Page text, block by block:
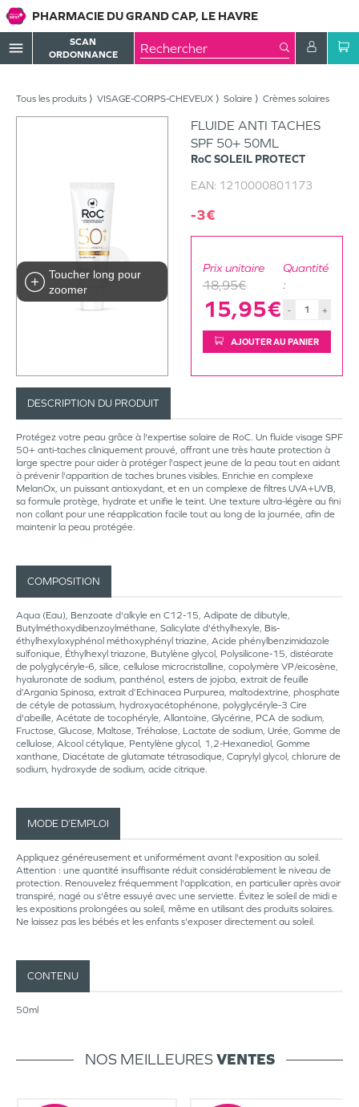
PHARMACIE DU GRAND CAP, LE HAVRE
menu
SCAN
ORDONNANCE
Tous les produits VISAGE-CORPS-CHEVEUX Solaire Crèmes solaires
Toucher long pour
zoomer
FLUIDE ANTI TACHES
SPF 50+ 50ML
RoCSOLEIL PROTECT
EAN: 1210000801173
-3€
Prix unitaire
18,95€
15,95€
Quantité
:
- +
AJOUTER AU PANIER
DESCRIPTION DU PRODUIT
Protégez votre peau grâce à l'expertise solaire de RoC. Un fluide visage SPF
50+ anti-taches cliniquement prouvé, offrant une très haute protection à
large spectre pour aider à protéger l'aspect jeune de la peau tout en aidant
à prévenir l'apparition de taches brunes visibles. Enrichie en complexe
MelanOx, un puissant antioxydant, et en un complexe de filtres UVA+UVB,
sa formule protège, hydrate et unifie le teint. Une texture ultra-légère au fini
non collant pour une réapplication facile tout au long de la journée, afin de
maintenir la peau protégée.
COMPOSITION
Aqua (Eau), Benzoate d'alkyle en C12-15, Adipate de dibutyle,
Butylméthoxydibenzoylméthane, Salicylate d'éthylhexyle, Bis-
éthylhexyloxyphénol méthoxyphényl triazine, Acide phénylbenzimidazole
sulfonique, Éthylhexyl triazone, Butylène glycol, Polysilicone-15, distéarate
de polyglycéryle-6, silice, cellulose microcristalline, copolymère VP/eicosène,
hyaluronate de sodium, panthénol, esters de jojoba, extrait de feuille
d’Argania Spinosa, extrait d’Echinacea Purpurea, maltodextrine, phosphate
de cétyle de potassium, hydroxyacétophénone, polyglycéryle-3 Cire
d'abeille, Acétate de tocophéryle, Allantoïne, Glycérine, PCA de sodium,
Fructose, Glucose, Maltose, Tréhalose, Lactate de sodium, Urée, Gomme de
cellulose, Alcool cétylique, Pentylène glycol, 1,2-Hexanediol, Gomme
xanthane, Diacétate de glutamate tétrasodique, Caprylyl glycol, chlorure de
sodium, hydroxyde de sodium, acide citrique.
MODE D’EMPLOI
Appliquez généreusement et uniformément avant l'exposition au soleil.
Attention : une quantité insuffisante réduit considérablement le niveau de
protection. Renouvelez fréquemment l'application, en particulier après avoir
transpiré, nagé ou s'être essuyé avec une serviette. Évitez le soleil de midi e
les expositions prolongées au soleil, même en utilisant des produits solaires.
Ne laissez pas les bébés et les enfants s'exposer directement au soleil.
CONTENU
50ml
NOS MEILLEURESVENTES